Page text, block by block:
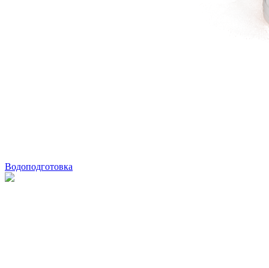
Водоподготовка